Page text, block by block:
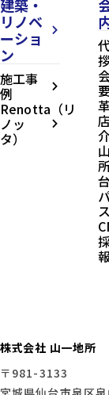
建築・
リノベ
ーショ
ン
arrow_forward_ios
施工事
例 arrow_forward_ios
Renotta（リ
ノッ
タ）
arrow_forward_ios
革
台
ス
株式会社 山一地所
〒981-3133